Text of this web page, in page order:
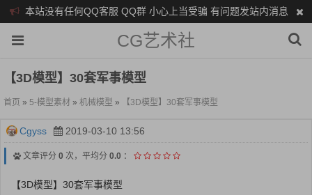
本站没有任何QQ客服 QQ群 小心上当受骗 有问题发站内消息
CG艺术社
【3D模型】30套军事模型
首页 » 5-模型素材 » 机械模型 » 【3D模型】30套军事模型
Cgyss 2019-03-10 13:56
文章评分 0 次，平均分 0.0 ：
【3D模型】30套军事模型